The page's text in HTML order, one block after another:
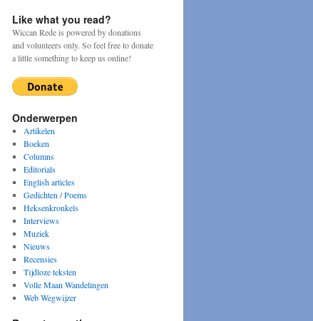
Like what you read?
Wiccan Rede is powered by donations
and volunteers only. So feel free to donate
a little something to keep us online!
Onderwerpen
Artikelen
Boeken
Columns
Editorials
English articles
Gedichten / Poems
Heksenkronkels
Interviews
Muziek
Nieuws
Recensies
Tijdloze teksten
Volle Maan Wandelingen
Web Wegwijzer